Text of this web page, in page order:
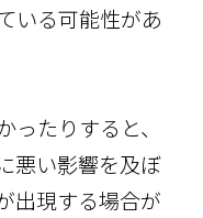
いる可能性があ
たりすると、
悪い影響を及ぼ
出現する場合が